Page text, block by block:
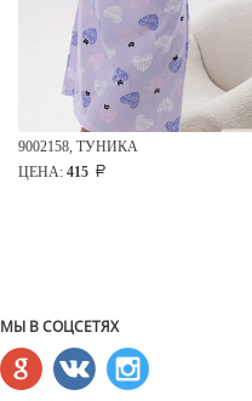
9002158, ТУНИКА
ЦЕНА: 415
МЫ В СОЦСЕТЯХ